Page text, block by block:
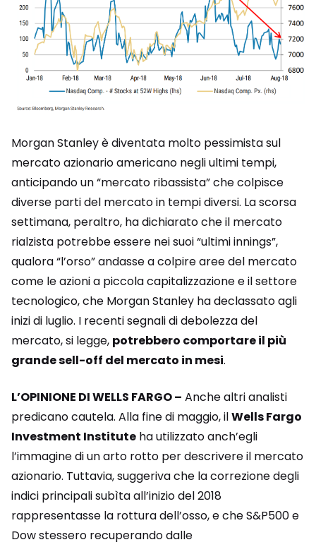
Morgan Stanley è diventata molto pessimista sul
mercato azionario americano negli ultimi tempi,
anticipando un “mercato ribassista” che colpisce
diverse parti del mercato in tempi diversi. La scorsa
settimana, peraltro, ha dichiarato che il mercato
rialzista potrebbe essere nei suoi “ultimi innings”,
qualora “l’orso” andasse a colpire aree del mercato
come le azioni a piccola capitalizzazione e il settore
tecnologico, che Morgan Stanley ha declassato agli
inizi di luglio. I recenti segnali di debolezza del
mercato, si legge, potrebbero comportare il più
grande sell-off del mercato in mesi.
L’OPINIONE DI WELLS FARGO – Anche altri analisti
predicano cautela. Alla fine di maggio, ilWells Fargo
Investment Institute ha utilizzato anch’egli
l’immagine di un arto rotto per descrivere il mercato
azionario. Tuttavia, suggeriva che la correzione degli
indici principali subìta all’inizio del 2018
rappresentasse la rottura dell’osso, e che S&P500 e
Dow stessero recuperando dalle